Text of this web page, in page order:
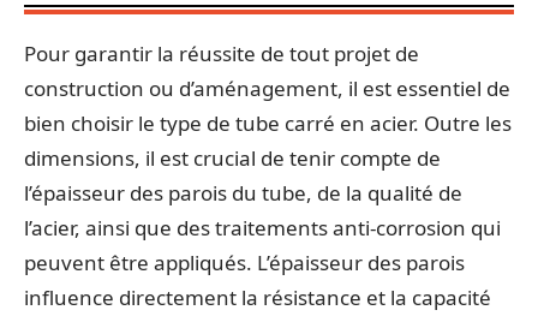
Pour garantir la réussite de tout projet de
construction ou d’aménagement, il est essentiel de
bien choisir le type de tube carré en acier. Outre les
dimensions, il est crucial de tenir compte de
l’épaisseur des parois du tube, de la qualité de
l’acier, ainsi que des traitements anti-corrosion qui
peuvent être appliqués. L’épaisseur des parois
influence directement la résistance et la capacité